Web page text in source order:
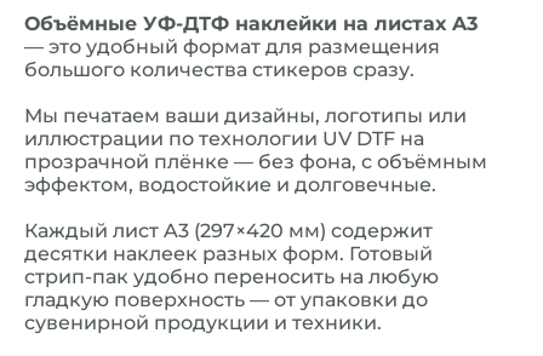
Объёмные УФ-ДТФ наклейки на листах A3
— это удобный формат для размещения
большого количества стикеров сразу.
Мы печатаем ваши дизайны, логотипы или
иллюстрации по технологии UV DTF на
прозрачной плёнке — без фона, с объёмным
эффектом, водостойкие и долговечные.
Каждый лист A3 (297×420 мм) содержит
десятки наклеек разных форм. Готовый
стрип-пак удобно переносить на любую
гладкую поверхность — от упаковки до
сувенирной продукции и техники.